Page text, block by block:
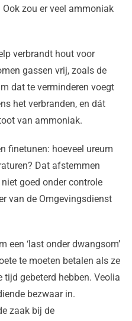
zou er veel ammoniak
verbrandt hout voor
gassen vrij, zoals de
dat te verminderen voegt
het verbranden, en dát
van ammoniak.
finetunen: hoeveel ureum
Dat afstemmen
goed onder controle
van de Omgevingsdienst
een ‘last onder dwangsom’
te moeten betalen als ze
gebeterd hebben. Veolia
bezwaar in.
zaak bij de